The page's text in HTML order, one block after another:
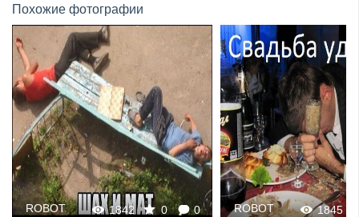
Похожие фотографии
1842 0 0
ROBOT 1845
ROBOT